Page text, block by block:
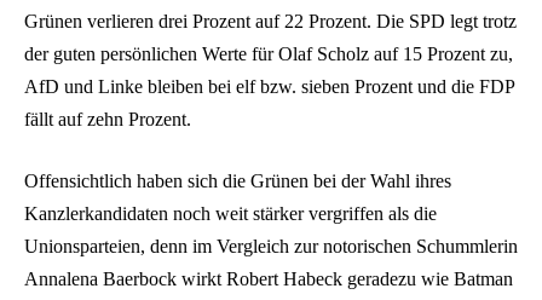
Grünen verlieren drei Prozent auf 22 Prozent. Die SPD legt trotz
der guten persönlichen Werte für Olaf Scholz auf 15 Prozent zu,
AfD und Linke bleiben bei elf bzw. sieben Prozent und die FDP
fällt auf zehn Prozent.
Offensichtlich haben sich die Grünen bei der Wahl ihres
Kanzlerkandidaten noch weit stärker vergriffen als die
Unionsparteien, denn im Vergleich zur notorischen Schummlerin
Annalena Baerbock wirkt Robert Habeck geradezu wie Batman